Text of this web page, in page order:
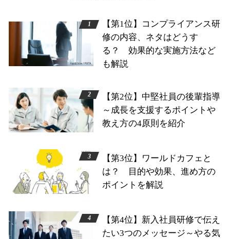
【第1位】コンプライアンス研
修の内容、ネタはどうす
る？ 効果的な実施方法など
も解説
【第2位】中堅社員の後輩指導
～成長を支援するポイントや
教え方の4原則を紹介
【第3位】ワールドカフェと
は？ 目的や効果、進め方の
ポイントを解説
【第4位】新入社員研修で伝え
たい3つのメッセージ～やる気